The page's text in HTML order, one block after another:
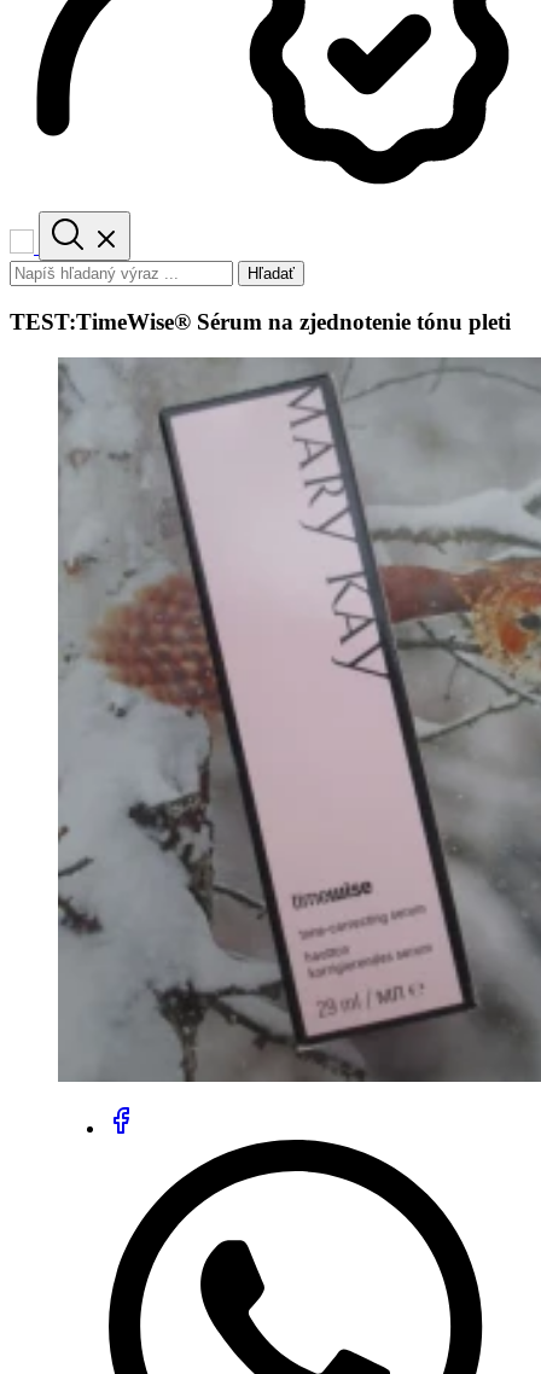
Hľadať
TEST:TimeWise® Sérum na zjednotenie tónu pleti